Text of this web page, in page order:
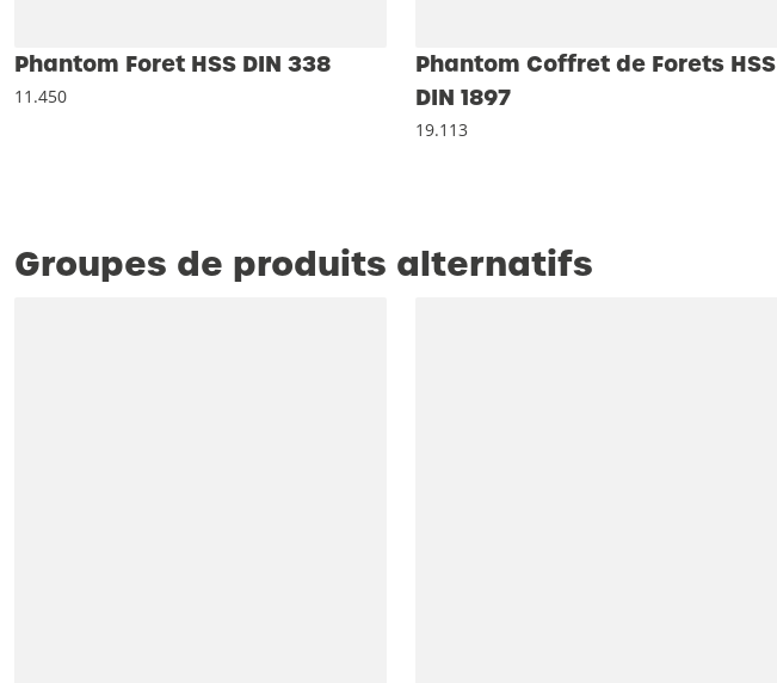
Phantom Foret HSS DIN 338
11.450
Phantom Coffret de Forets HSS
DIN 1897
19.113
Groupes de produits alternatifs